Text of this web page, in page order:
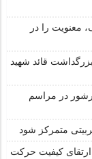
معنویت را در
قائد شهید
در مراسم
متمرکز شود
ارتقای کیفیت حرکت